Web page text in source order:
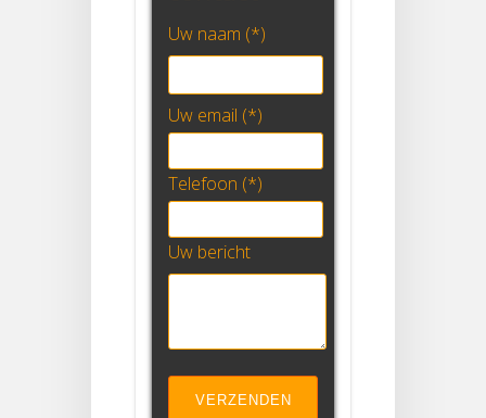
Uw naam (*)
Uw email (*)
Telefoon (*)
Uw bericht